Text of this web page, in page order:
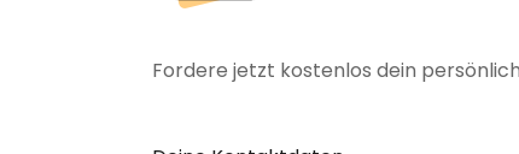
Fordere jetzt kostenlos dein